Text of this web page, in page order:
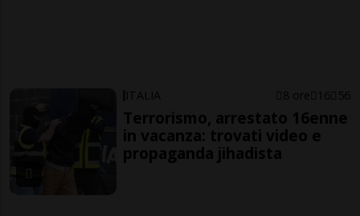
ITALIA 8 ore 16 56
Terrorismo, arrestato 16enne
in vacanza: trovati video e
propaganda jihadista